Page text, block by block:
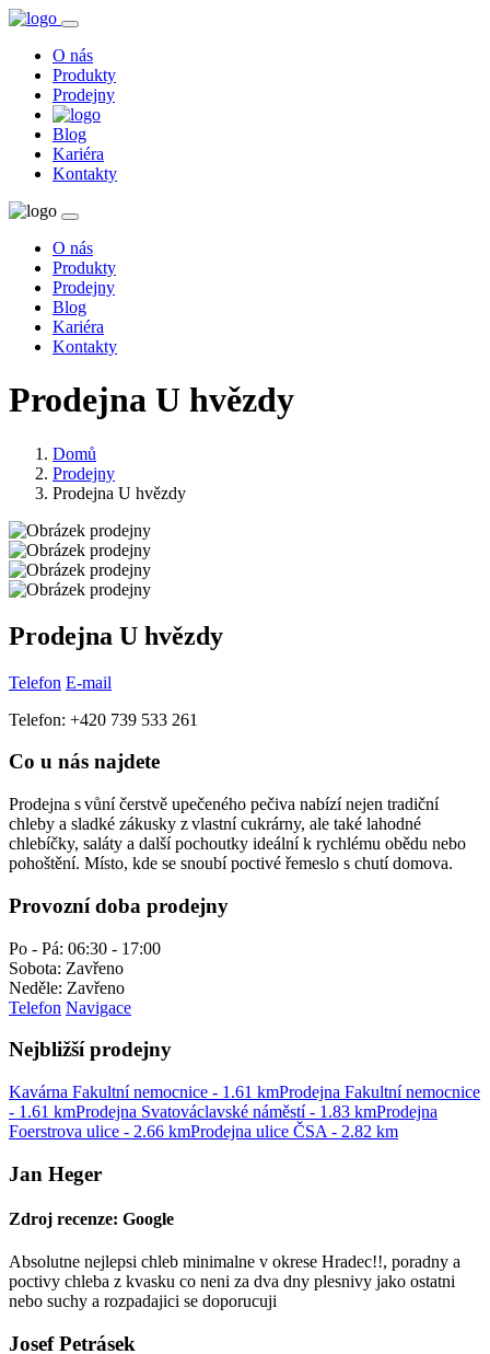
O nás
Produkty
Prodejny
Blog
Kariéra
Kontakty
O nás
Produkty
Prodejny
Blog
Kariéra
Kontakty
Prodejna U hvězdy
Domů
Prodejny
Prodejna U hvězdy
Prodejna U hvězdy
Telefon E-mail
Telefon: +420 739 533 261
Co u nás najdete
Prodejna s vůní čerstvě upečeného pečiva nabízí nejen tradiční
chleby a sladké zákusky z vlastní cukrárny, ale také lahodné
chlebíčky, saláty a další pochoutky ideální k rychlému obědu nebo
pohoštění. Místo, kde se snoubí poctivé řemeslo s chutí domova.
Provozní doba prodejny
Po - Pá: 06:30 - 17:00
Sobota: Zavřeno
Neděle: Zavřeno
Telefon Navigace
Nejbližší prodejny
Kavárna Fakultní nemocnice - 1.61 kmProdejna Fakultní nemocnice
- 1.61 kmProdejna Svatováclavské náměstí - 1.83 kmProdejna
Foerstrova ulice - 2.66 kmProdejna ulice ČSA - 2.82 km
Jan Heger
Zdroj recenze: Google
Absolutne nejlepsi chleb minimalne v okrese Hradec!!, poradny a
poctivy chleba z kvasku co neni za dva dny plesnivy jako ostatni
nebo suchy a rozpadajici se doporucuji
Josef Petrásek